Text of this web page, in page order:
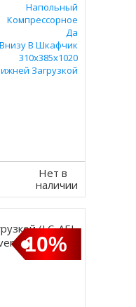
Напольный
Компрессорное
Да
Внизу В Шкафчик
310х385х1020
Загрузкой
Нет в
наличии
10%